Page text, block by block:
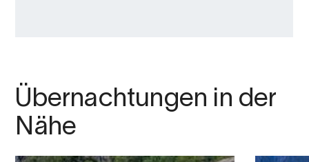
Übernachtungen in der
Nähe